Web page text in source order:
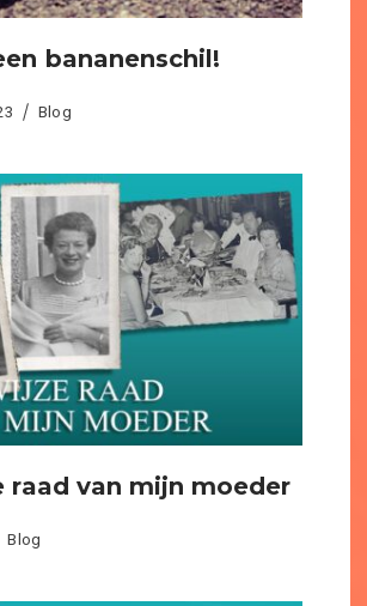
bananenschil!
Blog
raad van mijn moeder
Blog